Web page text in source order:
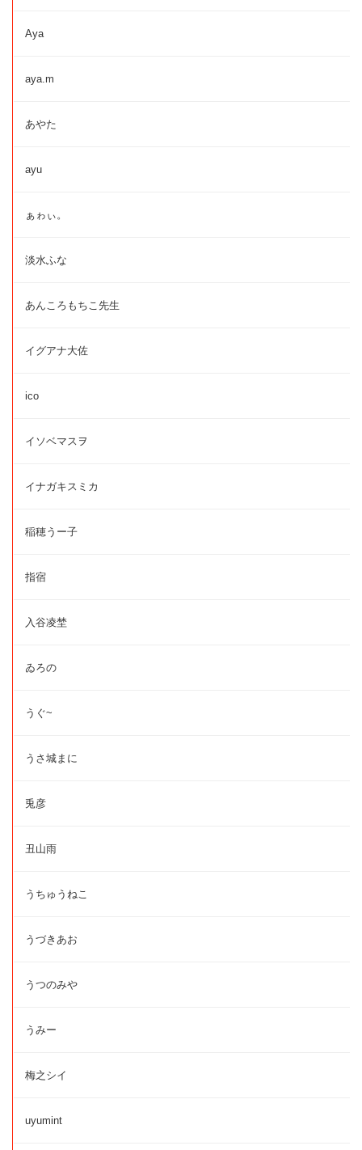
Aya
aya.m
あやた
ayu
ぁゎぃ。
淡水ふな
あんころもちこ先生
イグアナ大佐
ico
イソベマスヲ
イナガキスミカ
稲穂うー子
指宿
入谷凌埜
ゐろの
うぐ~
うさ城まに
兎彦
丑山雨
うちゅうねこ
うづきあお
うつのみや
うみー
梅之シイ
uyumint